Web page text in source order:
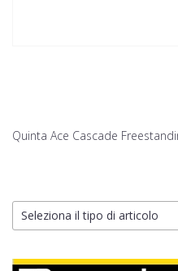
Quinta Ace Cascade
Seleziona il tipo di articolo